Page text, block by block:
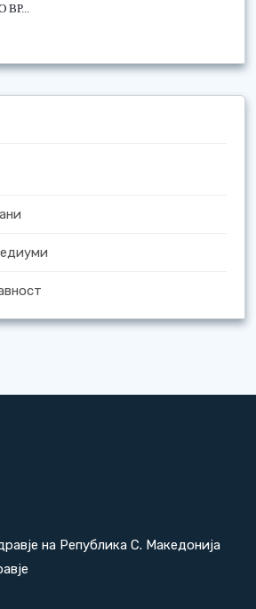
ВР...
на Република С. Македонија